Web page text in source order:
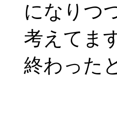
になりつ
考えてま
終わった